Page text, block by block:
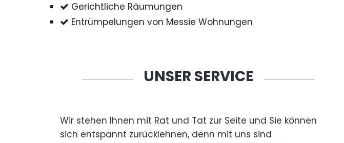
Gerichtliche Räumungen
Entrümpelungen von Messie Wohnungen
UNSER SERVICE
Wir stehen Ihnen mit Rat und Tat zur Seite und Sie können
sich entspannt zurücklehnen, denn mit uns sind